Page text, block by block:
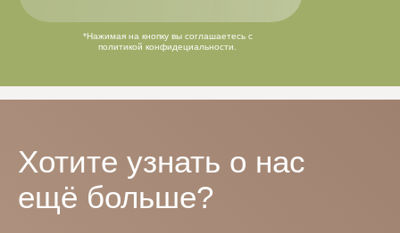
*Нажимая на кнопку вы соглашаетесь с
политикой конфидециальности.
Хотите узнать о нас
ещё больше?